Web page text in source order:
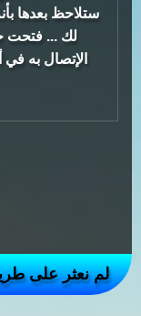
ستلاحظ بعدها
لك ... فتحت
الإتصال به
لم نعثر على